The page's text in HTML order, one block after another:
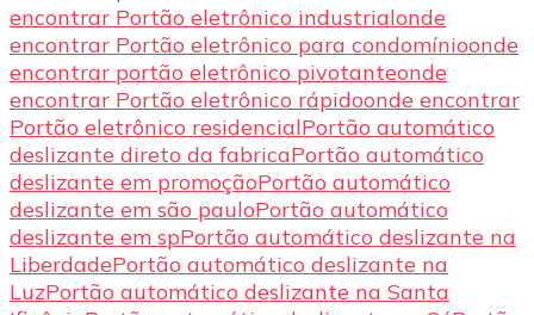
encontrar Portão eletrônico industrialonde
encontrar Portão eletrônico para condomínioonde
encontrar portão eletrônico pivotanteonde
encontrar Portão eletrônico rápidoonde encontrar
Portão eletrônico residencialPortão automático
deslizante direto da fabricaPortão automático
deslizante em promoçãoPortão automático
deslizante em são pauloPortão automático
deslizante em spPortão automático deslizante na
LiberdadePortão automático deslizante na
LuzPortão automático deslizante na Santa